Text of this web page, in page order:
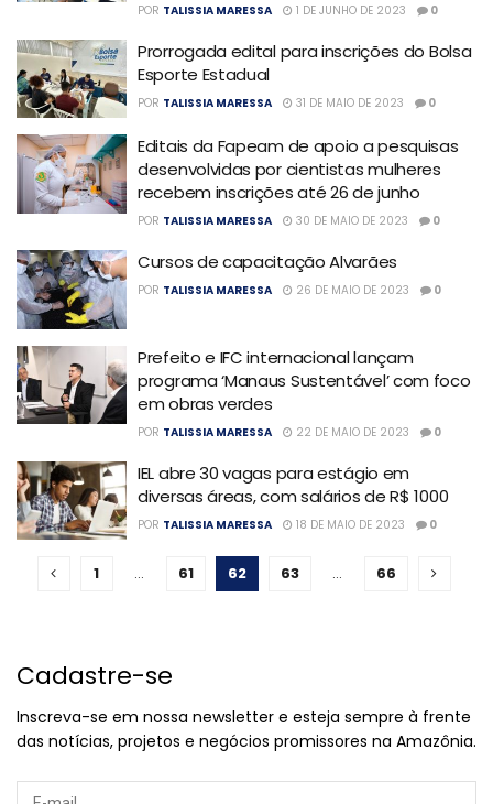
POR TALISSIA MARESSA 1 DE JUNHO DE 2023 0
Prorrogada edital para inscrições do Bolsa
Esporte Estadual
POR TALISSIA MARESSA 31 DE MAIO DE 2023 0
Editais da Fapeam de apoio a pesquisas
desenvolvidas por cientistas mulheres
recebem inscrições até 26 de junho
POR TALISSIA MARESSA 30 DE MAIO DE 2023 0
Cursos de capacitação Alvarães
POR TALISSIA MARESSA 26 DE MAIO DE 2023 0
Prefeito e IFC internacional lançam
programa ‘Manaus Sustentável’ com foco
em obras verdes
POR TALISSIA MARESSA 22 DE MAIO DE 2023 0
IEL abre 30 vagas para estágio em
diversas áreas, com salários de R$ 1000
POR TALISSIA MARESSA 18 DE MAIO DE 2023 0
1 … 61 62 63 … 66
Cadastre-se
Inscreva-se em nossa newsletter e esteja sempre à frente
das notícias, projetos e negócios promissores na Amazônia.